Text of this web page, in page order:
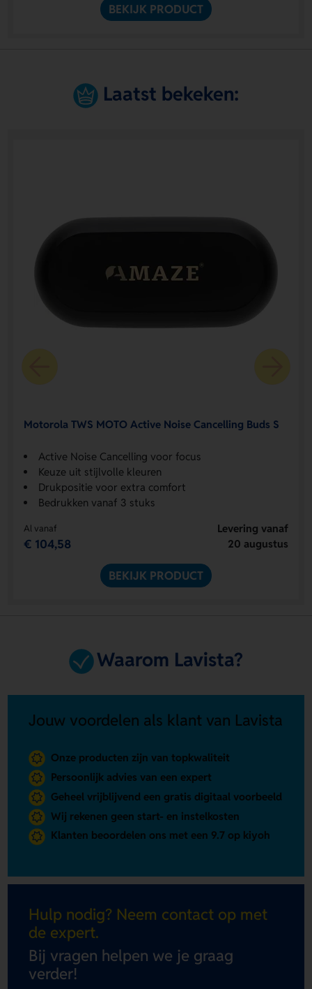
BEKIJK PRODUCT
Laatst bekeken:
Motorola TWS MOTO Active Noise Cancelling Buds S
Active Noise Cancelling voor focus
Keuze uit stijlvolle kleuren
Drukpositie voor extra comfort
Bedrukken vanaf 3 stuks
Al vanaf
€ 104,58
Levering vanaf
20 augustus
BEKIJK PRODUCT
Waarom Lavista?
Jouw voordelen als klant van Lavista
Onze producten zijn van topkwaliteit
Persoonlijk advies van een expert
Geheel vrijblijvend een gratis digitaal voorbeeld
Wij rekenen geen start- en instelkosten
Klanten beoordelen ons met een 9.7 op kiyoh
Hulp nodig? Neem contact op met
de expert.
Bij vragen helpen we je graag
verder!